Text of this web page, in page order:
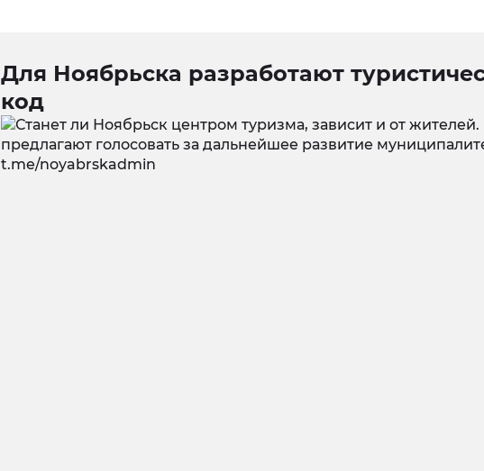
Для Ноябрьска разработают
код